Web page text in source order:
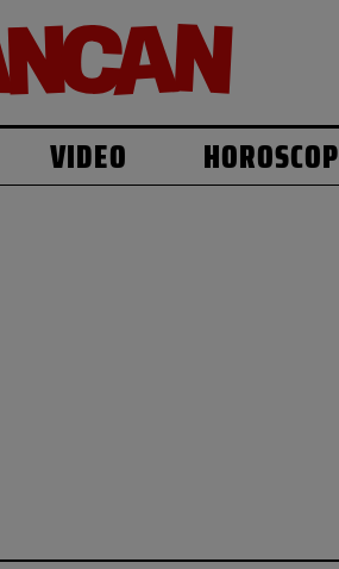
VIDEO HOROSCOP